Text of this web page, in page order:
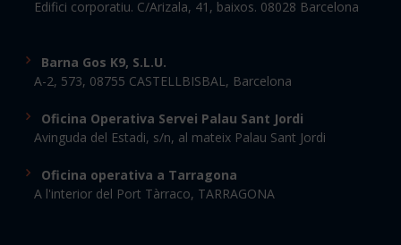
Edifici corporatiu. C/Arizala, 41, baixos. 08028 Barcelona
Barna Gos K9, S.L.U.
A-2, 573, 08755 CASTELLBISBAL, Barcelona
Oficina Operativa Servei Palau Sant Jordi
Avinguda del Estadi, s/n, al mateix Palau Sant Jordi
Oficina operativa a Tarragona
A l'interior del Port Tàrraco, TARRAGONA